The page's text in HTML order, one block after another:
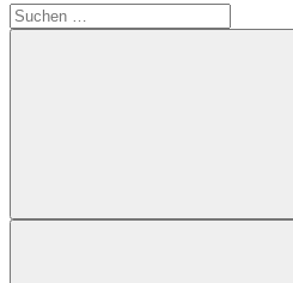
Suchen
nach:
Suchen